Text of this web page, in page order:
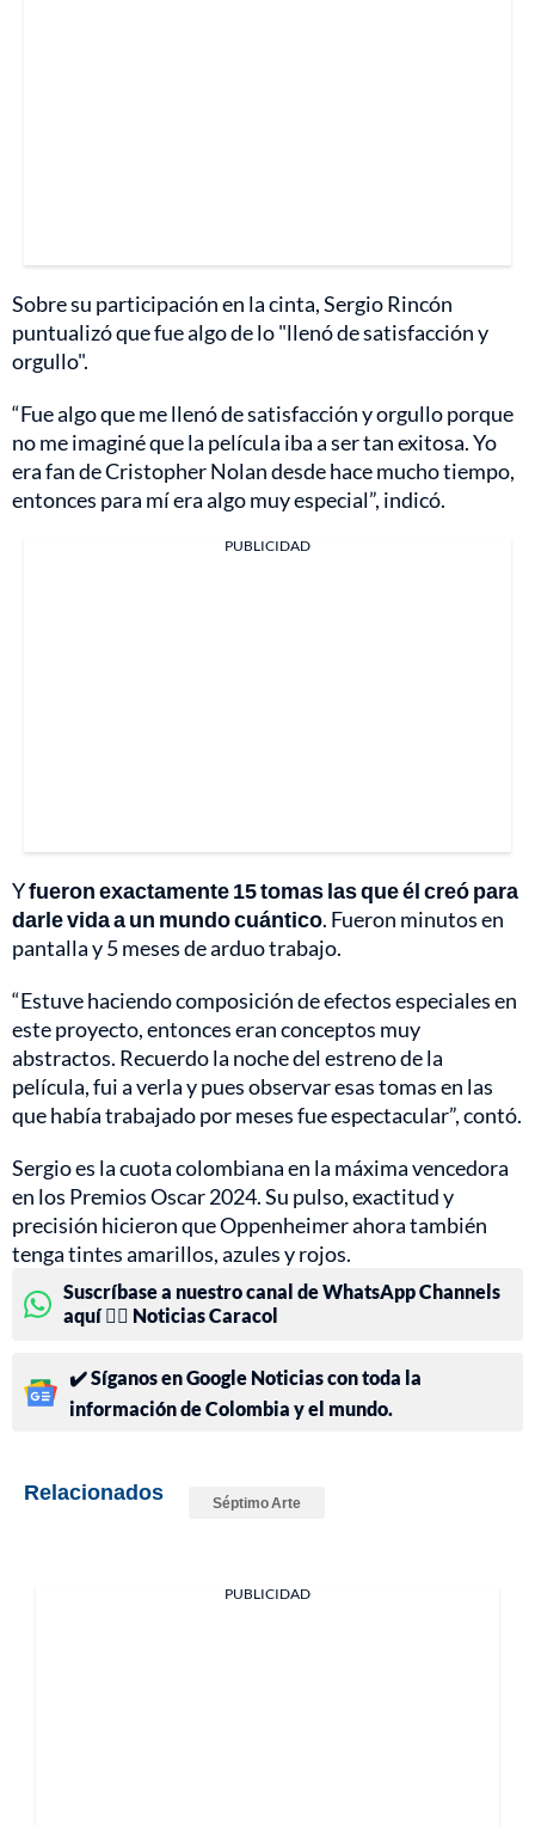
Sobre su participación en la cinta, Sergio Rincón
puntualizó que fue algo de lo "llenó de satisfacción y
orgullo".
“Fue algo que me llenó de satisfacción y orgullo porque
no me imaginé que la película iba a ser tan exitosa. Yo
era fan de Cristopher Nolan desde hace mucho tiempo,
entonces para mí era algo muy especial”, indicó.
PUBLICIDAD
Yfueron exactamente 15 tomas las que él creó para
darle vida a un mundo cuántico. Fueron minutos en
pantalla y 5 meses de arduo trabajo.
“Estuve haciendo composición de efectos especiales en
este proyecto, entonces eran conceptos muy
abstractos. Recuerdo la noche del estreno de la
película, fui a verla y pues observar esas tomas en las
que había trabajado por meses fue espectacular”, contó.
Sergio es la cuota colombiana en la máxima vencedora
en los Premios Oscar 2024. Su pulso, exactitud y
precisión hicieron que Oppenheimer ahora también
tenga tintes amarillos, azules y rojos.
Suscríbase a nuestro canal de WhatsApp Channels
aquí 👉🏻 Noticias Caracol
✔️ Síganos en Google Noticias con toda la
información de Colombia y el mundo.
Relacionados Séptimo Arte
PUBLICIDAD